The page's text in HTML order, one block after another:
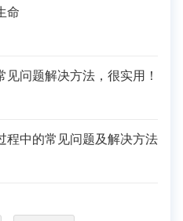
命
见问题解决方法，很实用！
程中的常见问题及解决方法